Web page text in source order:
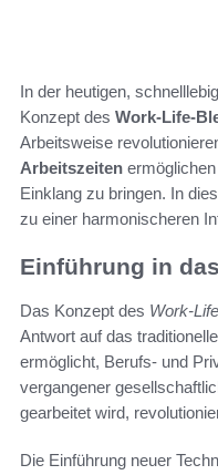
In der heutigen,
Konzept des Work-Life-
Arbeitsweise
Arbeitszeiten
Einklang zu bringen. In
zu einer harmonischeren
Einführung in
Das Konzept des Work-
Antwort auf das
ermöglicht, Berufs- und
vergangener
gearbeitet wird,
Die Einführung neuer